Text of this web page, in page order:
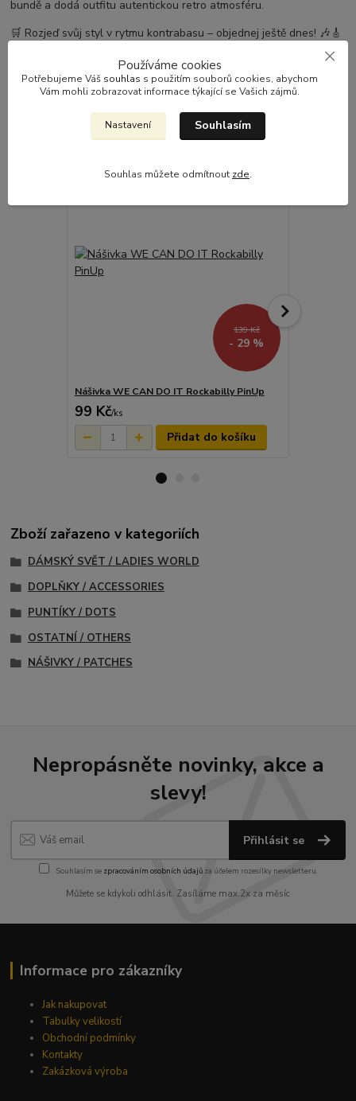
bundě a dodá outfitu autentickou retro atmosféru.
🛒 Rozjeď svůj styl v rytmu kontrabasu – objednej ještě dnes! 🎶🎸
Související zboží 3
139 Kč
- 29 %
Nášivka WE CAN DO IT Rockabilly PinUp
99 Kč/ks
Přidat do košíku
Zboží zařazeno v kategoriích
DÁMSKÝ SVĚT / LADIES WORLD
DOPLŇKY / ACCESSORIES
PUNTÍKY / DOTS
OSTATNÍ / OTHERS
NÁŠIVKY / PATCHES
Nepropásněte novinky, akce a
slevy!
Přihlásit se
Souhlasím se zpracováním osobních údajůza účelem rozesílky newsletteru.
Můžete se kdykoli odhlásit. Zasíláme max.2x za měsíc
Informace pro zákazníky
Jak nakupovat
Tabulky velikostí
Obchodní podmínky
Kontakty
Zakázková výroba
Používáme cookies
Potřebujeme Váš souhlas s použitím souborů cookies, abychom
Vám mohli zobrazovat informace týkající se Vašich zájmů.
Nastavení Souhlasím
Souhlas můžete odmítnout zde.